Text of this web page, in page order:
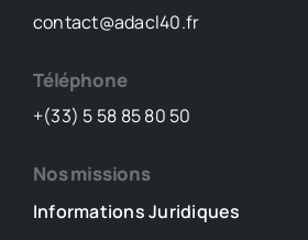
contact@adacl40.fr
Téléphone
+(33) 5 58 85 80 50
Nos missions
Informations Juridiques